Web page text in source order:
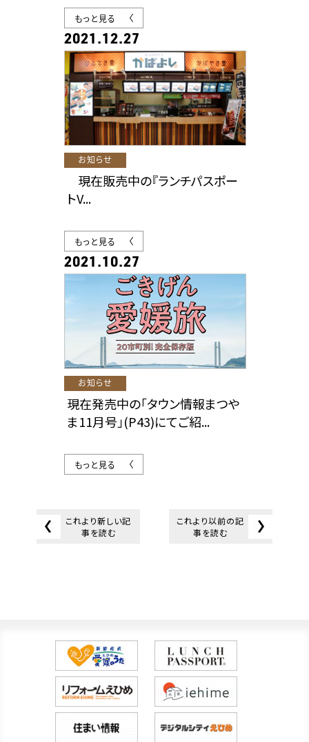
もっと見る
2021.12.27
お知らせ
現在販売中の『ランチパスポー
トV...
もっと見る
2021.10.27
お知らせ
現在発売中の「タウン情報まつや
ま11月号」(P43)にてご紹...
もっと見る
これより新しい記
事を読む
これより以前の記
事を読む